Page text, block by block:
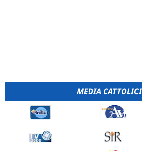
MEDIA CATTOLICI